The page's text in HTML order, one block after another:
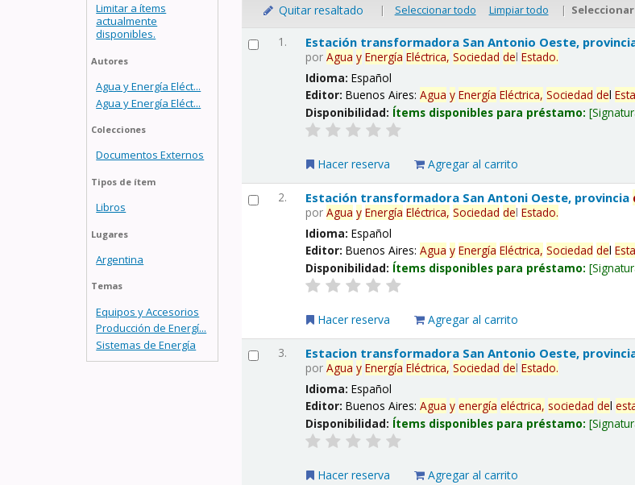
Limitar a ítems
actualmente
disponibles.
Autores
Agua y Energía Eléct...
Agua y Energía Eléct...
Colecciones
Documentos Externos
Tipos de ítem
Libros
Lugares
Argentina
Temas
Equipos y Accesorios
Producción de Energí...
Sistemas de Energía
Quitar resaltado | Seleccionar todo Limpiar todo |
1. Estación transformadora San Antonio Oeste,
porAgua y Energía Eléctrica, Sociedad delEstado.
Idioma:Español
Editor:Buenos Aires:Agua y Energía Eléctrica, Sociedad del
Disponibilidad: Ítems disponibles para préstamo:
Hacer reserva Agregar al carrito
2. Estación transformadora San Antoni Oeste, provincia
porAgua y Energía Eléctrica, Sociedad delEstado.
Idioma:Español
Editor:Buenos Aires:Agua y Energía Eléctrica, Sociedad del
Disponibilidad: Ítems disponibles para préstamo:
Hacer reserva Agregar al carrito
3. Estacion transformadora San Antonio Oeste,
porAgua y Energía Eléctrica, Sociedad delEstado.
Idioma:Español
Editor:Buenos Aires:Agua y energía eléctrica, sociedad del
Disponibilidad: Ítems disponibles para préstamo:
Hacer reserva Agregar al carrito